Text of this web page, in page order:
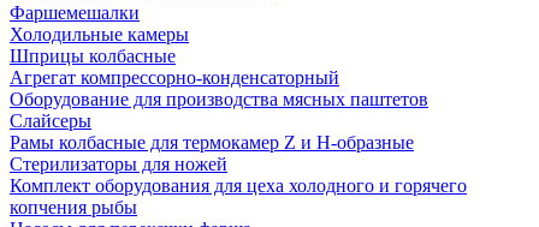
Фаршемешалки
Холодильные камеры
Шприцы колбасные
Агрегат компрессорно-конденсаторный
Оборудование для производства мясных паштетов
Слайсеры
Рамы колбасные для термокамер Z и H-образные
Стерилизаторы для ножей
Комплект оборудования для цеха холодного и горячего
копчения рыбы